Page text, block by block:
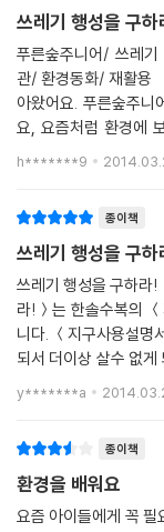
쓰레기 행성을 구하
푸른숲주니어/ 쓰레
관/ 환경동화/ 재활용 재미난 환경그림책 한권이
아왔어요. 푸른숲주니
요, 요즘처럼 환경에
요. 그래서 더더욱 아
h*******9
종이책
쓰레기 행성을 구하
쓰레기 행성을 구하라! 푸른숲 주니어의 신간, ＜쓰레기 행성을 구하
라!＞는 한솔수복의
니다. ＜지구사용설명서＞에서 외계인 막쓸레용 가족
되서 더이상 살수 없
y*******a
종이책
환경을 배워요
요즘 아이들에게 꼭